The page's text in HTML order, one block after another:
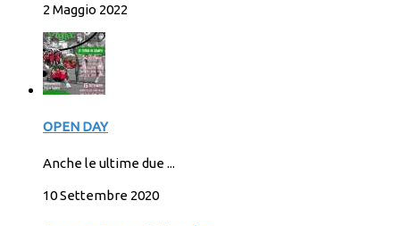
2 Maggio 2022
OPEN DAY
Anche le ultime due ...
10 Settembre 2020